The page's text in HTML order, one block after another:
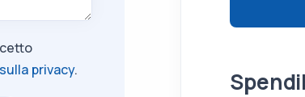
privacy.